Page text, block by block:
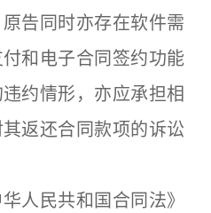
告同时亦存在软件需
和电子合同签约功能
约情形，亦应承担相
返还合同款项的诉讼
民共和国合同法》